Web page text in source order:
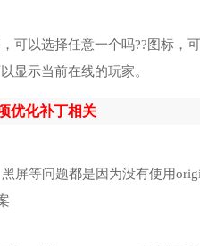
可以选择任意一个吗??图标，
显示当前在线的玩家。
优化补丁相关
屏等问题都是因为没有使用
8 夺宝奇兵古